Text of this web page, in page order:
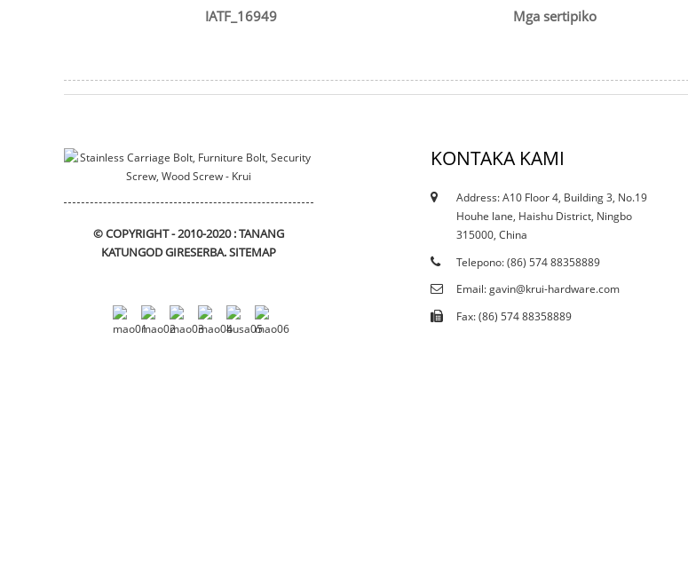
IATF_16949 Mga sertipiko
© COPYRIGHT - 2010-2020 : TANANG
KATUNGOD GIRESERBA.SITEMAP
KONTAKA KAMI
Address: A10 Floor 4, Building 3, No.19
Houhe lane, Haishu District, Ningbo
315000, China
Telepono: (86) 574 88358889
Email: gavin@krui-hardware.com
Fax: (86) 574 88358889
12/10/21
Ang kasamtangan ba nga